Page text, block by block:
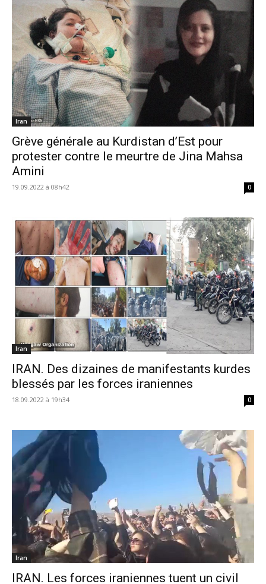
Iran
Grève générale au Kurdistan d’Est pour
protester contre le meurtre de Jina Mahsa
Amini
19.09.2022 à 08h42 0
Iran
IRAN. Des dizaines de manifestants kurdes
blessés par les forces iraniennes
18.09.2022 à 19h34 0
Iran
IRAN. Les forces iraniennes tuent un civil